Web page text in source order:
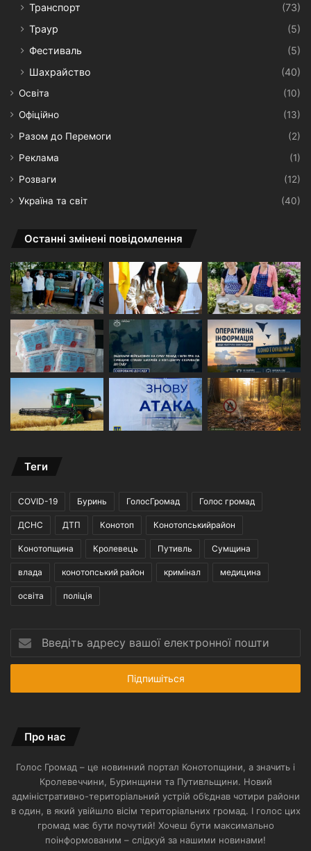
Транспорт
(73)
Траур
(5)
Фестиваль
(5)
Шахрайство
(40)
Освіта
(10)
Офіційно
(13)
Разом до Перемоги
(2)
Реклама
(1)
Розваги
(12)
Україна та світ
(40)
Останні змінені повідомлення
Теги
COVID-19 Буринь ГолосГромад Голос громад
ДСНС ДТП Конотоп Конотопськийрайон
Конотопщина Кролевець Путивль Сумщина
влада конотопський район кримінал медицина
освіта поліція
адресу
вашої
пошти
Про нас
Голос Громад – це новинний портал Конотопщини, а значить і
Кролевеччини, Буринщини та Путивльщини. Новий
адміністративно-територіальний устрій об’єднав чотири райони
в один, в який увійшло вісім територіальних громад. І голос цих
громад має бути почутий! Хочеш бути максимально
поінформованим – слідкуй за нашими новинами!